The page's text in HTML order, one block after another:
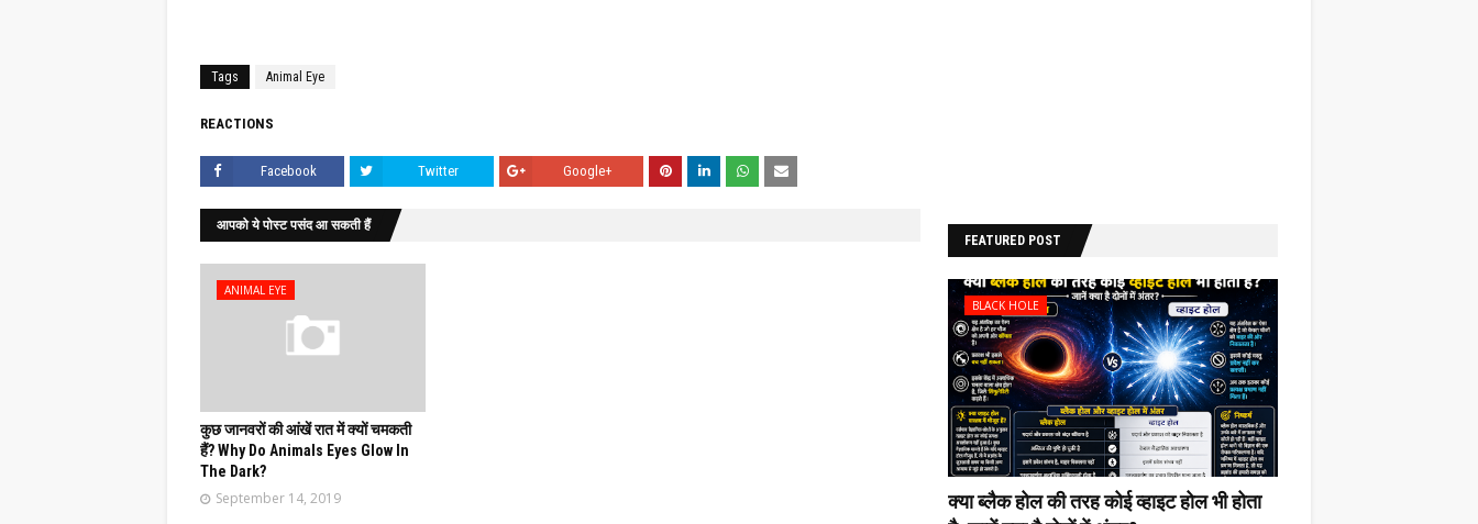
Tags Animal Eye
REACTIONS
Facebook Twitter Google+
आपको ये पोस्ट पसंद आ सकती हैं
ANIMAL EYE
कुछ जानवरों की आंखें रात में क्यों चमकती
हैं? Why Do Animals Eyes Glow In
The Dark?
September 14, 2019
FEATURED POST
BLACK HOLE
क्या ब्लैक होल की‌ तरह कोई व्हाइट होल भी‌ होता